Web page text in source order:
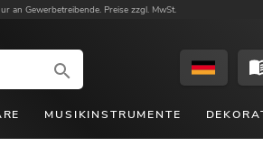
an Gewerbetreibende. Preise zzgl. MwSt.
MUSIKINSTRUMENTE